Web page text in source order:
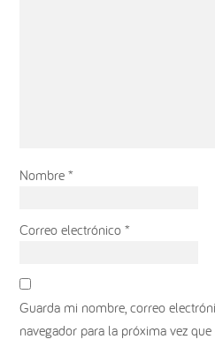
Nombre*
Correo electrónico*
Guarda mi nombre, correo
navegador para la próxima vez